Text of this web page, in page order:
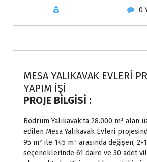
0
MESA YALIKAVAK EVLERİ
YAPIM İŞİ
PROJE BİLGİSİ :
Bodrum Yalıkavak’ta 28.000 m² alan
edilen Mesa Yalıkavak Evleri
95 m² ile 145 m² arasında değişen,
seçeneklerinde 61 daire ve 30 adet